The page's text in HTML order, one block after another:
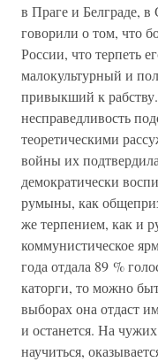
в Праге и Белграде,
говорили о том, что
России, что терпеть
малокультурный и
привыкший к
несправедливость
теоретическими
войны их
демократически
румыны, как
же терпением, как и
коммунистическое
года отдала 89 %
каторги, то можно
выборах она отдаст
и останется. На
научиться,